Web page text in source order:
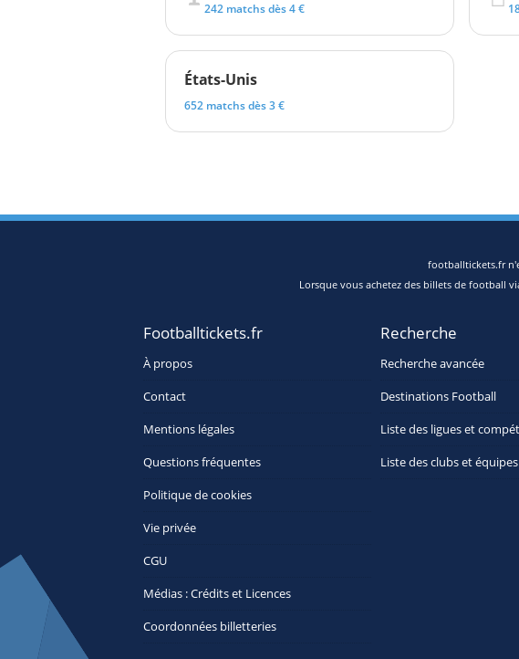
242 matchs dès 4 €
États-Unis
652 matchs dès 3 €
footballtickets.fr
Lorsque vous achetez des billets de football
Footballtickets.fr
À propos
Contact
Mentions légales
Questions fréquentes
Politique de cookies
Vie privée
CGU
Médias : Crédits et Licences
Coordonnées billetteries
Recherche
Recherche avancée
Destinations Football
Liste des ligues et
Liste des clubs et équipes